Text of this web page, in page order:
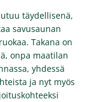
täydellisenä,
savusaunan
Takana on
onpa maatilan
yhdessä
ja nyt myös